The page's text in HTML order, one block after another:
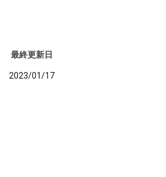
最終更新日
2023/01/17